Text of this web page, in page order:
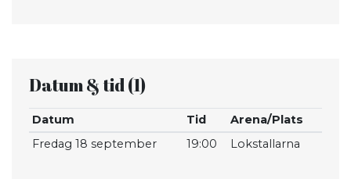
spelas på Stadsteatern. Tillsammans med
sångerskan Alma Johansson och arrangören
Magdalena Richter färdigställer han den halvklara
operetten Primadonnans död.
Datum & tid(1)
Datum Tid
Arena/Plats
Fredag 18 september
19:00 Lokstallarna